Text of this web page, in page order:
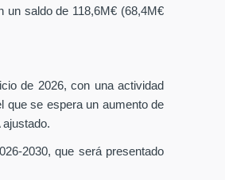
un saldo de 118,6M€ (68,4M€
de 2026, con una actividad
que se espera un aumento de
2030, que será presentado